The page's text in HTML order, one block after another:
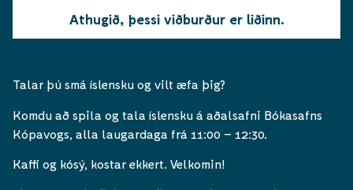
Athugið, þessi viðburður er liðinn.
Talar þú smá íslensku og vilt æfa þig?
Komdu að spila og tala íslensku á aðalsafni Bókasafns
Kópavogs, alla laugardaga frá 11:00 – 12:30.
Kaffi og kósý, kostar ekkert. Velkomin!